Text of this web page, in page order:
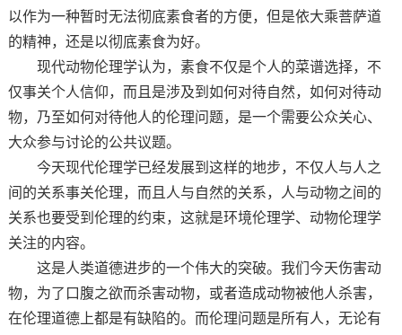
以作为一种暂时无法彻底素食者的方便，但是依大乘菩萨道
的精神，还是以彻底素食为好。
现代动物伦理学认为，素食不仅是个人的菜谱选择，不
仅事关个人信仰，而且是涉及到如何对待自然，如何对待动
物，乃至如何对待他人的伦理问题，是一个需要公众关心、
大众参与讨论的公共议题。
今天现代伦理学已经发展到这样的地步，不仅人与人之
间的关系事关伦理，而且人与自然的关系，人与动物之间的
关系也要受到伦理的约束，这就是环境伦理学、动物伦理学
关注的内容。
这是人类道德进步的一个伟大的突破。我们今天伤害动
物，为了口腹之欲而杀害动物，或者造成动物被他人杀害，
在伦理道德上都是有缺陷的。而伦理问题是所有人，无论有